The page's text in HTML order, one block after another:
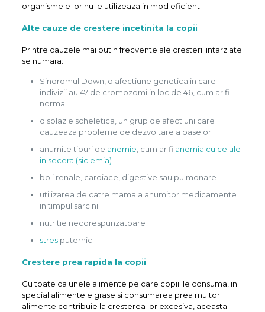
organismele lor nu le utilizeaza in mod eficient.
Alte cauze de crestere incetinita la copii
Printre cauzele mai putin frecvente ale cresterii intarziate
se numara:
Sindromul Down, o afectiune genetica in care
indivizii au 47 de cromozomi in loc de 46, cum ar fi
normal
displazie scheletica, un grup de afectiuni care
cauzeaza probleme de dezvoltare a oaselor
anumite tipuri de anemie , cum ar fi anemia cu celule
in secera (siclemia)
boli renale, cardiace, digestive sau pulmonare
utilizarea de catre mama a anumitor medicamente
in timpul sarcinii
nutritie necorespunzatoare
stresputernic
Crestere prea rapida la copii
Cu toate ca unele alimente pe care copiii le consuma, in
special alimentele grase si consumarea prea multor
alimente contribuie la cresterea lor excesiva, aceasta